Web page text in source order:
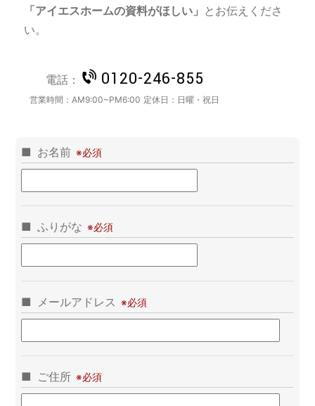
「アイエスホームの資料がほしい」 とお伝えくださ
い。
電話： 0120-246-855
営業時間：AM9:00~PM6:00 定休日： 日曜・祝日
お名前
ふりがな
メールアドレス
ご住所